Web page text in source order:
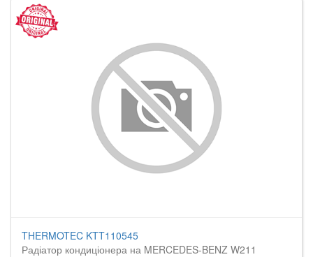
THERMOTEC KTT110545
Радіатор кондиціонера на MERCEDES-BENZ W211